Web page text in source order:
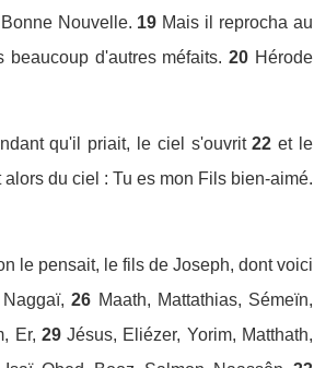
Nouvelle. 19 Mais il reprocha au
d'autres méfaits. 20 Hérode
qu'il priait, le ciel s'ouvrit 22 et le
du ciel : Tu es mon Fils bien-aimé.
le pensait, le fils de Joseph, dont voici
26 Maath, Mattathias, Sémeïn,
Er, 29 Jésus, Eliézer, Yorim, Matthath,